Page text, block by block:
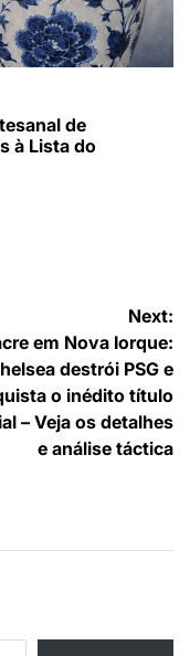
de
à Lista do
Next:
em Nova Iorque:
destrói PSG e
o inédito título
– Veja os detalhes
e análise táctica